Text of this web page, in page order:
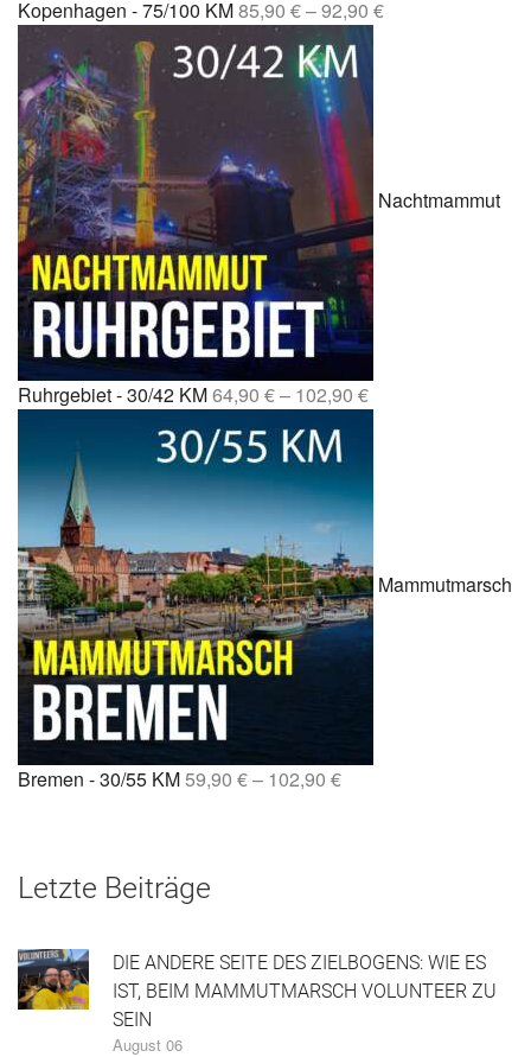
Kopenhagen - 75/100 KM85,90 €–92,90 €
Nachtmammut
Ruhrgebiet - 30/42 KM64,90 €– 102,90 €
Mammutmarsch
Bremen - 30/55 KM59,90 €– 102,90 €
Letzte Beiträge
DIE ANDERE SEITE DES ZIELBOGENS: WIE ES
IST, BEIM MAMMUTMARSCH VOLUNTEER ZU
SEIN
August 06